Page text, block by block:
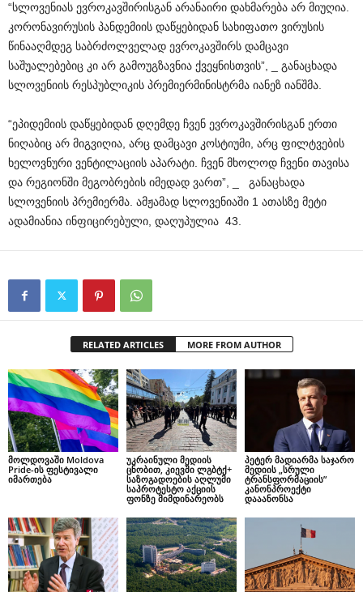
“სლოვენიას ევროკავშირისგან არანაირი დახმარება არ მიუღია.
კორონავირუსის პანდემიის დაწყებიდან სახიფათო ვირუსის
წინააღმდეგ საბრძოლველად ევროკავშირს დამცავი
საშუალებებიც კი არ გამოუგზავნია ქვეყნისთვის”, _ განაცხადა
სლოვენიის რესპუბლიკის პრემიერმინისტრმა იანეზ იანშმა.
“ეპიდემიის დაწყებიდან დღემდე ჩვენ ევროკავშირისგან ერთი
ნიღაბიც არ მიგვიღია, არც დამცავი კოსტიუმი, არც ფილტვების
ხელოვნური ვენტილაციის აპარატი. ჩვენ მხოლოდ ჩვენი თავისა
და რეგიონში მეგობრების იმედად ვართ”, _ განაცხადა
სლოვენიის პრემიერმა. ამჟამად სლოვენიაში 1 ათასზე მეტი
ადამიანია ინფიცირებული, დაღუპულია 43.
RELATED ARTICLES MORE FROM AUTHOR
მოლდოვაში Moldova
Pride-ის ფესტივალი
იმართება
უკრაინული მედიის
ცნობით, კიევში ლგბტქ+
საზოგადოების აღლუმი
საპროტესტო აქციის
ფონზე მიმდინარეობს
პეტერ მადიარმა საჯარო
მედიის „სრული
ტრანსფორმაციის”
კანონპროექტი
დააანონსა